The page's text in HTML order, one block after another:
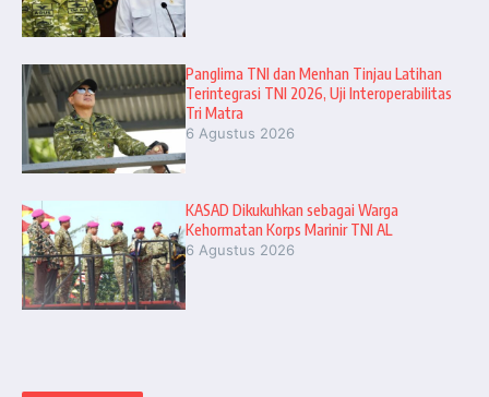
Panglima TNI dan Menhan Tinjau Latihan
Terintegrasi TNI 2026, Uji Interoperabilitas
Tri Matra
6 Agustus 2026
KASAD Dikukuhkan sebagai Warga
Kehormatan Korps Marinir TNI AL
6 Agustus 2026